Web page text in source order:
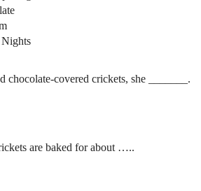
chocolate-covered crickets, she _______.
are baked for about …..